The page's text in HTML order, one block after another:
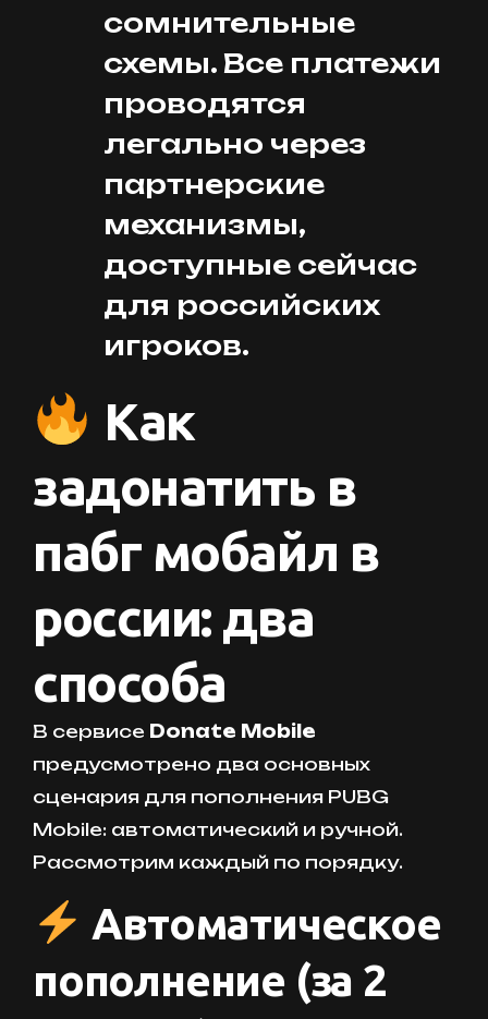
сомнительные
схемы. Все платежи
проводятся
легально через
партнерские
механизмы,
доступные сейчас
для российских
игроков.
Как
задонатить в
пабг мобайл в
россии: два
способа
В сервисе Donate Mobile
предусмотрено два основных
сценария для пополнения PUBG
Mobile: автоматический и ручной.
Рассмотрим каждый по порядку.
Автоматическое
пополнение (за 2